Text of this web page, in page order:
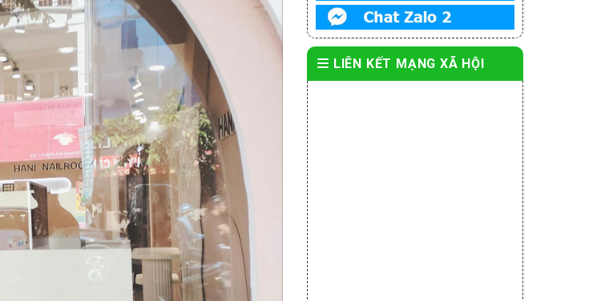
LIÊN KẾT MẠNG XÃ HỘI